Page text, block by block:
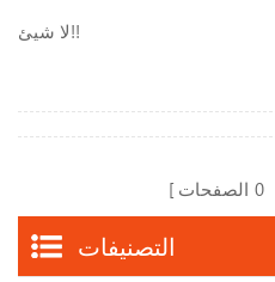
لا شيئ!!
0 الصفحات
التصنيفات